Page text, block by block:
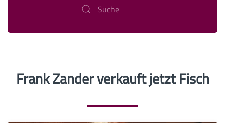
Frank Zander verkauft jetzt Fisch